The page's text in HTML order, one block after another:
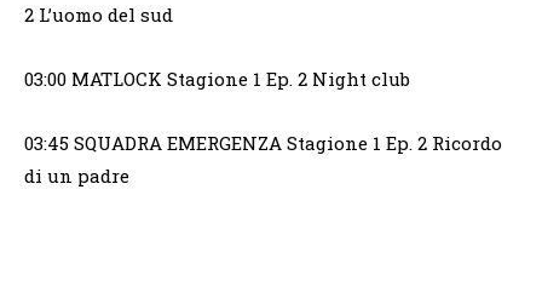
2 L’uomo del sud
03:00 MATLOCK Stagione 1 Ep. 2 Night club
03:45 SQUADRA EMERGENZA Stagione 1 Ep. 2 Ricordo
di un padre